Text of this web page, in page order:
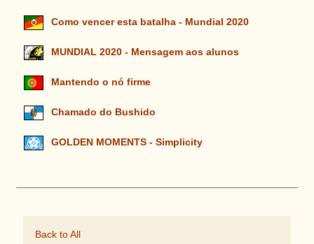
Como vencer esta batalha - Mundial 2020
MUNDIAL 2020 - Mensagem aos alunos
Mantendo o nó firme
Chamado do Bushido
GOLDEN MOMENTS - Simplicity
Back to All